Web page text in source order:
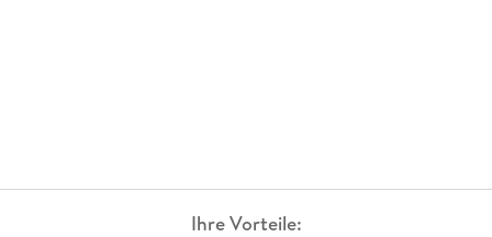
Ihre Vorteile: